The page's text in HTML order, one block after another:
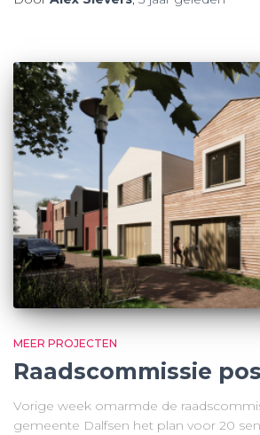
MEER PROJECTEN
Raadscommissie
Vorige week omarmde de
gemeente Dalfsen het plan voor 20